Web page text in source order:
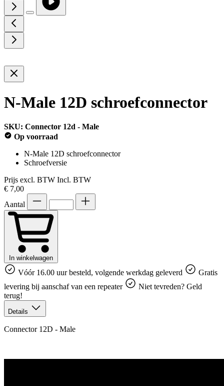
N-Male 12D schroefconnector
SKU: Connector 12d - Male
Op voorraad
N-Male 12D schroefconnector
Schroefversie
Prijs excl. BTW Incl. BTW
€ 7,00
Aantal
In winkelwagen
Vóór 16.00 uur besteld, volgende werkdag geleverd
Gratis
levering bij aanschaf van een repeater
Niet tevreden? Geld
terug!
Details
Connector 12D - Male